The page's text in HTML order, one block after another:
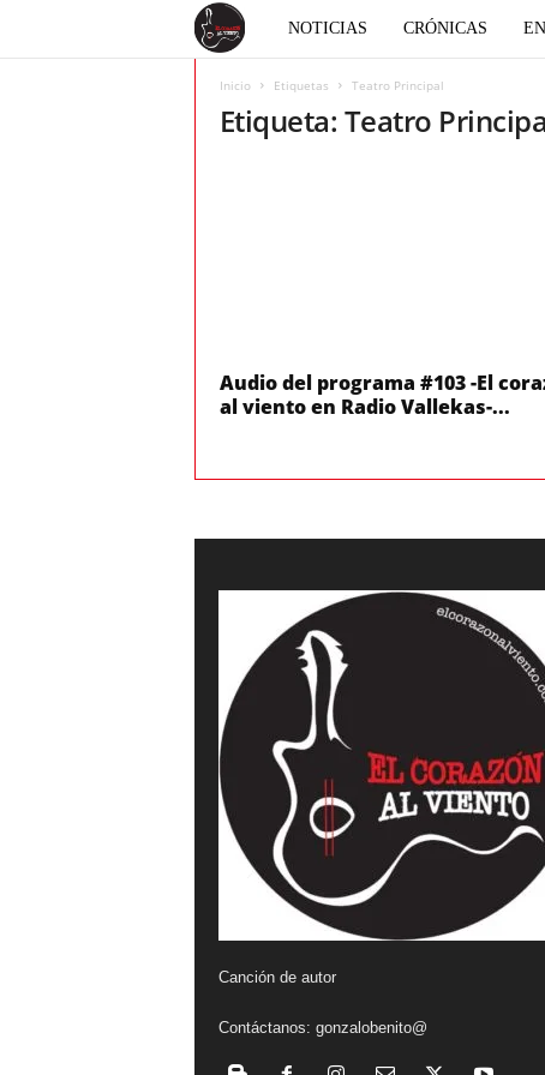
n
t
NOTICIAS CRÓNICAS
Inicio Etiquetas Teatro Principal
Etiqueta: Teatro
Audio del programa #103 -El
al viento en Radio Vallekas-...
Canción de autor
Contáctanos: gonzalobenito@